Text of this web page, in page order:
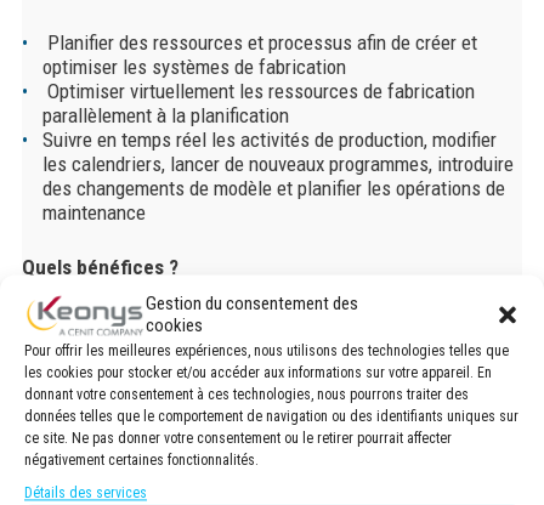
Gestion du consentement des
cookies
Pour offrir les meilleures expériences, nous utilisons des technologies telles que
les cookies pour stocker et/ou accéder aux informations sur votre appareil. En
donnant votre consentement à ces technologies, nous pourrons traiter des
données telles que le comportement de navigation ou des identifiants uniques sur
ce site. Ne pas donner votre consentement ou le retirer pourrait affecter
négativement certaines fonctionnalités.
Détails des services
Planifier des ressources et processus afin de créer et
optimiser les systèmes de fabrication
Optimiser virtuellement les ressources de fabrication
parallèlement à la planification
Suivre en temps réel les activités de production, modifier
les calendriers, lancer de nouveaux programmes, introduire
des changements de modèle et planifier les opérations de
maintenance
Quels bénéfices ?
Rapidité de la conception du processus de production
Prise en charge de tout le processus de production pour les
ingénieurs de toutes les disciplines, les fournisseurs et
autres parties prenantes
Amélioration de l’efficacité du processus de production
Meilleure maîtrise des coûts en réduisant les erreurs
détectées pendant la simulation
Une connexion internet réservée aux utilisateurs pour la